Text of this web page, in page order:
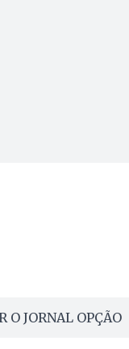
O JORNAL OPÇÃO